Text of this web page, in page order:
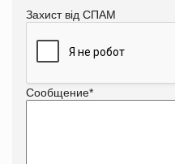
Захист від СПАМ
Сообщение*